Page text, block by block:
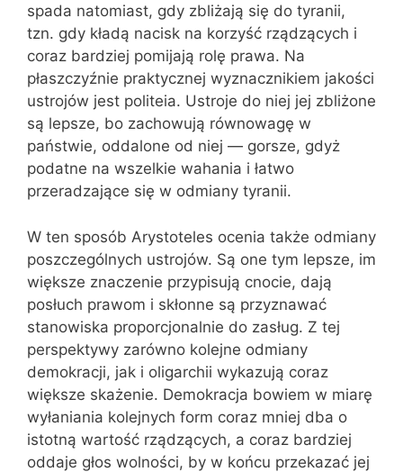
spada natomiast, gdy zbliżają się do tyranii,
tzn. gdy kładą nacisk na korzyść rządzących i
coraz bardziej pomijają rolę prawa. Na
płaszczyźnie praktycznej wyznacznikiem jakości
ustrojów jest politeia. Ustroje do niej jej zbliżone
są lepsze, bo zachowują równowagę w
państwie, oddalone od niej — gorsze, gdyż
podatne na wszelkie wahania i łatwo
przeradzające się w odmiany tyranii.
W ten sposób Arystoteles ocenia także odmiany
poszczególnych ustrojów. Są one tym lepsze, im
większe znaczenie przypisują cnocie, dają
posłuch prawom i skłonne są przyznawać
stanowiska proporcjonalnie do zasług. Z tej
perspektywy zarówno kolejne odmiany
demokracji, jak i oligarchii wykazują coraz
większe skażenie. Demokracja bowiem w miarę
wyłaniania kolejnych form coraz mniej dba o
istotną wartość rządzących, a coraz bardziej
oddaje głos wolności, by w końcu przekazać jej